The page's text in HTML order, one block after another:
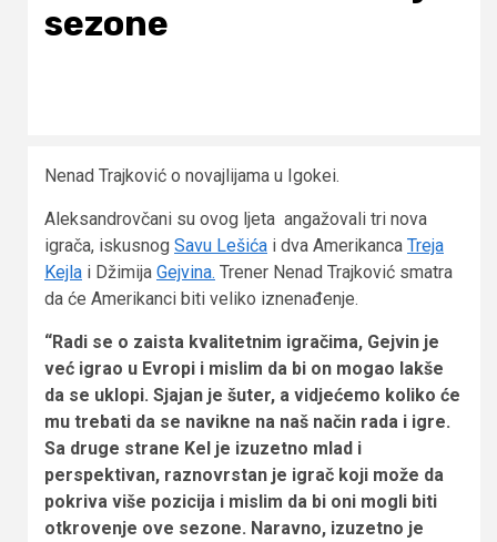
sezone
Nenad Trajković o novajlijama u Igokei.
Aleksandrovčani su ovog ljeta angažovali tri nova
igrača, iskusnog Savu Lešića i dva Amerikanca Treja
Kejla i Džimija Gejvina. Trener Nenad Trajković smatra
da će Amerikanci biti veliko iznenađenje.
“Radi se o zaista kvalitetnim igračima, Gejvin je
već igrao u Evropi i mislim da bi on mogao lakše
da se uklopi. Sjajan je šuter, a vidjećemo koliko će
mu trebati da se navikne na naš način rada i igre.
Sa druge strane Kel je izuzetno mlad i
perspektivan, raznovrstan je igrač koji može da
pokriva više pozicija i mislim da bi oni mogli biti
otkrovenje ove sezone. Naravno, izuzetno je